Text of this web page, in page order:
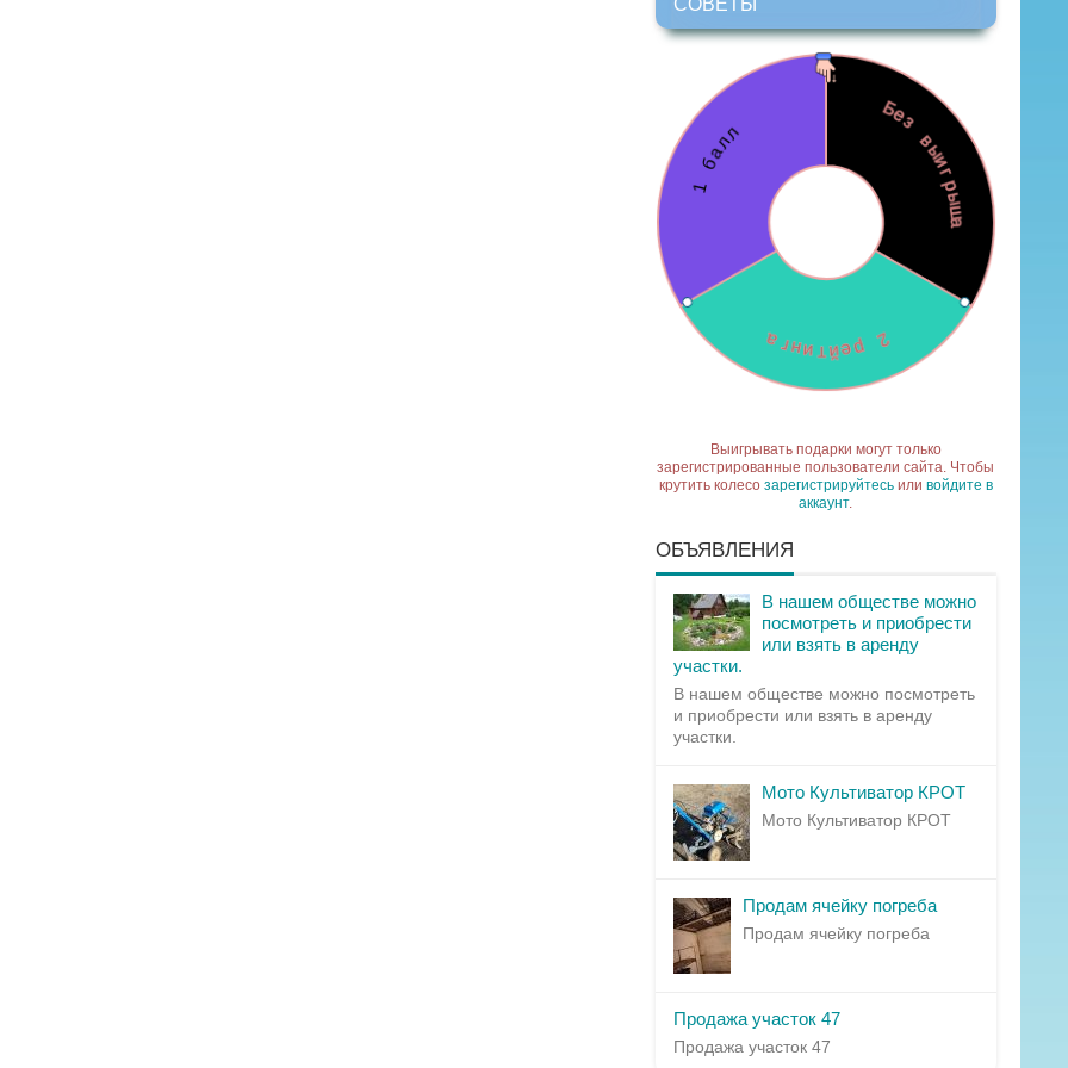
Выигрывать подарки могут только
зарегистрированные пользователи сайта. Чтобы
крутить колесо зарегистрируйтесьили войдите в
аккаунт.
ОБЪЯВЛЕНИЯ
В нашем обществе можно
посмотреть и приобрести
или взять в аренду
участки.
В нашем обществе можно посмотреть
и приобрести или взять в аренду
участки.
Мото Культиватор КРОТ
Мото Культиватор КРОТ
Продам ячейку погреба
Продам ячейку погреба
Продажа участок 47
Продажа участок 47